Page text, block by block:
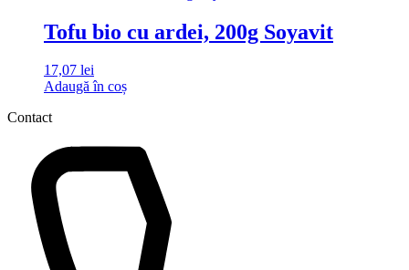
Tofu bio cu ardei, 200g Soyavit
17,07 lei
Adaugă în coș
Contact